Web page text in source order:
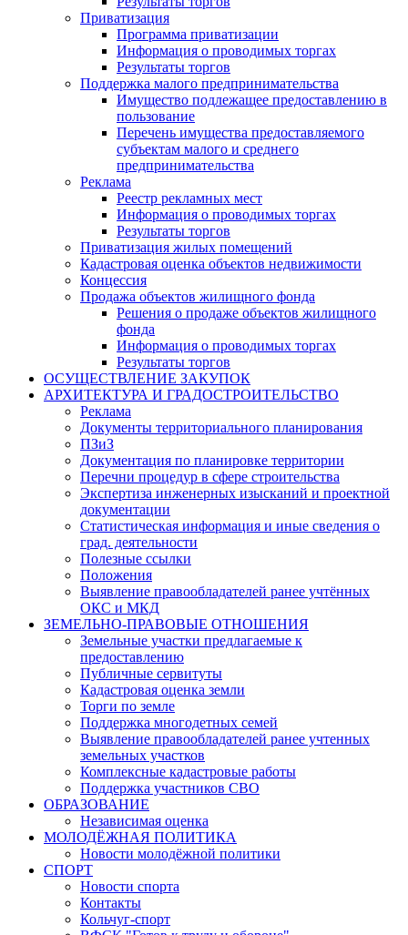
Приватизация
Программа приватизации
Информация о проводимых торгах
Результаты торгов
Поддержка малого предпринимательства
Имущество подлежащее предоставлению в
пользование
Перечень имущества предоставляемого
субъектам малого и среднего
предпринимательства
Реклама
Реестр рекламных мест
Информация о проводимых торгах
Результаты торгов
Приватизация жилых помещений
Кадастровая оценка объектов недвижимости
Концессия
Продажа объектов жилищного фонда
Решения о продаже объектов жилищного
фонда
Информация о проводимых торгах
Результаты торгов
ОСУЩЕСТВЛЕНИЕ ЗАКУПОК
АРХИТЕКТУРА И ГРАДОСТРОИТЕЛЬСТВО
Реклама
Документы территориального планирования
ПЗиЗ
Документация по планировке территории
Перечни процедур в сфере строительства
Экспертиза инженерных изысканий и проектной
документации
Статистическая информация и иные сведения о
град. деятельности
Полезные ссылки
Положения
Выявление правообладателей ранее учтённых
ОКС и МКД
ЗЕМЕЛЬНО-ПРАВОВЫЕ ОТНОШЕНИЯ
Земельные участки предлагаемые к
предоставлению
Публичные сервитуты
Кадастровая оценка земли
Торги по земле
Поддержка многодетных семей
Выявление правообладателей ранее учтенных
земельных участков
Комплексные кадастровые работы
Поддержка участников СВО
ОБРАЗОВАНИЕ
Независимая оценка
МОЛОДЁЖНАЯ ПОЛИТИКА
Новости молодёжной политики
СПОРТ
Новости спорта
Контакты
Кольчуг-спорт